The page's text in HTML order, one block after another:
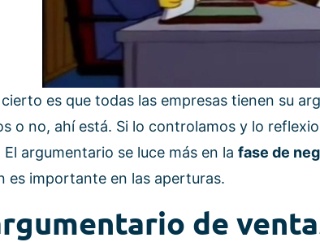
es que todas las empresas tienen su
o no, ahí está. Si lo controlamos y lo
El argumentario se luce más en la fase de
es importante en las aperturas.
de